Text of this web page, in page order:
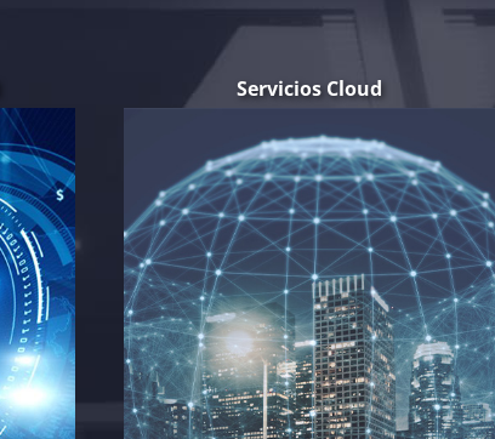
Servicios Cloud